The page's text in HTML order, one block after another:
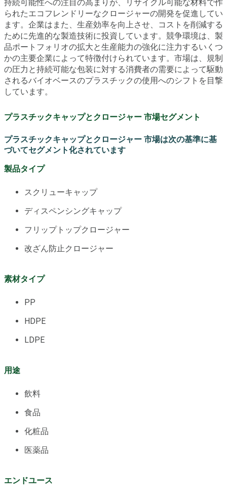
持続可能性への注目の高まりが、リサイクル可能な材料で作
られたエコフレンドリーなクロージャーの開発を促進してい
ます。企業はまた、生産効率を向上させ、コストを削減する
ために先進的な製造技術に投資しています。競争環境は、製
品ポートフォリオの拡大と生産能力の強化に注力するいくつ
かの主要企業によって特徴付けられています。市場は、規制
の圧力と持続可能な包装に対する消費者の需要によって駆動
されるバイオベースのプラスチックの使用へのシフトを目撃
しています。
プラスチックキャップとクロージャー 市場セグメント
プラスチックキャップとクロージャー 市場は次の基準に基
づいてセグメント化されています
製品タイプ
スクリューキャップ
ディスペンシングキャップ
フリップトップクロージャー
改ざん防止クロージャー
素材タイプ
PP
HDPE
LDPE
用途
飲料
食品
化粧品
医薬品
エンドユース